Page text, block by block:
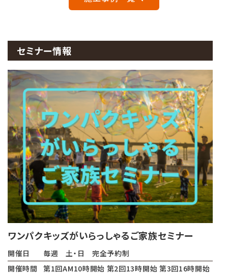
セミナー情報
ワンパクキッズがいらっしゃるご家族セミナー
開催日
毎週 土・日 完全予約制
開催時間
第1回AM10時開始 第2回13時開始 第3回16時開始